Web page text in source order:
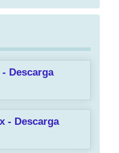
Descarga
- Descarga